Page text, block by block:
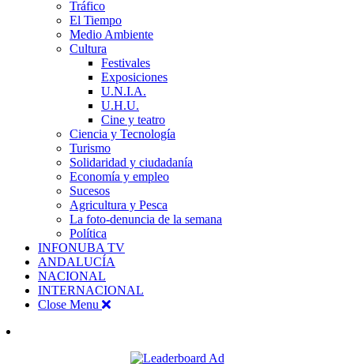
Tráfico
El Tiempo
Medio Ambiente
Cultura
Festivales
Exposiciones
U.N.I.A.
U.H.U.
Cine y teatro
Ciencia y Tecnología
Turismo
Solidaridad y ciudadanía
Economía y empleo
Sucesos
Agricultura y Pesca
La foto-denuncia de la semana
Política
INFONUBA TV
ANDALUCÍA
NACIONAL
INTERNACIONAL
Close Menu